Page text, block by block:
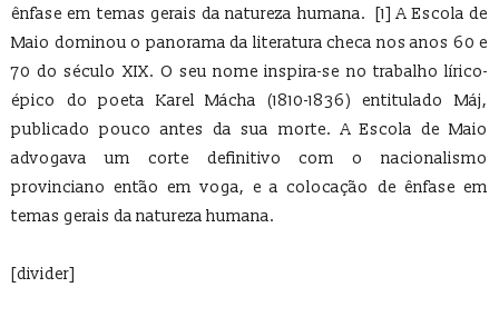
ênfase em temas gerais da natureza humana. [1]A Escola de
Maio dominou o panorama da literatura checa nos anos 60 e
70 do século XIX. O seu nome inspira-se no trabalho lírico-
épico do poeta Karel Mácha (1810-1836) entitulado Máj,
publicado pouco antes da sua morte. A Escola de Maio
advogava um corte definitivo com o nacionalismo
provinciano então em voga, e a colocação de ênfase em
temas gerais da natureza humana.
[divider]